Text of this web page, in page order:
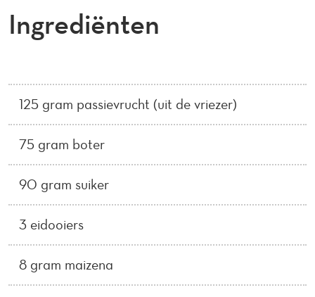
Ingrediënten
125 gram passievrucht (uit de vriezer)
75 gram boter
90 gram suiker
3 eidooiers
8 gram maizena